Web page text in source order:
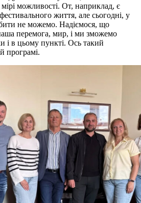
можливості. От, наприклад, є
життя, але сьогодні, у
не можемо. Надіємося, що
перемога, мир, і ми зможемо
і в цьому пункті. Ось такий
програмі.